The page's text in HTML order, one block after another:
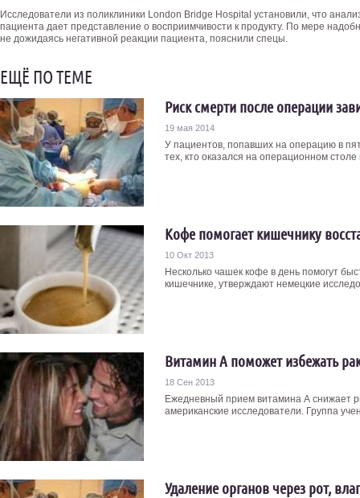
Исследователи из поликлиники London Bridge Hospital установили, что
пациента дает представление о восприимчивости к продукту. По мере
не дожидаясь негативной реакции пациента, пояснили спецы.
ЕЩЁ ПО ТЕМЕ
Риск смерти после операции
19 мая 2014
У пациентов, попавших на операцию в
тех, кто оказался на операционном
Кофе помогает кишечнику
10 Окт 2013
Несколько чашек кофе в день помогут
кишечнике, утверждают немецкие
Витамин А поможет избежать
18 Сен 2013
Ежедневный прием витамина А снижает
американские исследователи. Группа
Удаление органов через рот,